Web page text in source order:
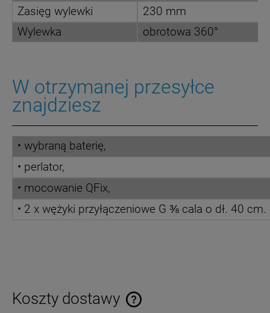
Zasięg wylewki
230 mm
Wylewka
obrotowa 360°
W otrzymanej przesyłce
znajdziesz
• wybraną baterię,
• perlator,
• mocowanie QFix,
• 2 x wężyki przyłączeniowe G ⅜ cala o dł. 40 cm.
Koszty dostawy
Cena nie zawiera ewentualnych kosztów płatności